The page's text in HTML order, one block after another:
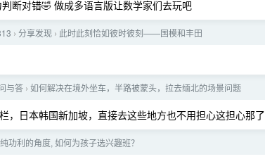
断对错🤣 做成多语言版让数学家们去玩吧
› 分享发现 › 此时此刻恰如彼时彼刻——国模和丰田
与答 › 如何解决在境外坐车，半路被蒙头，拉去缅北的场景问题
，日本韩国新加坡，直接去这些地方也不用担心这担心那了
纯功利的角度, 如何为孩子选兴趣班？